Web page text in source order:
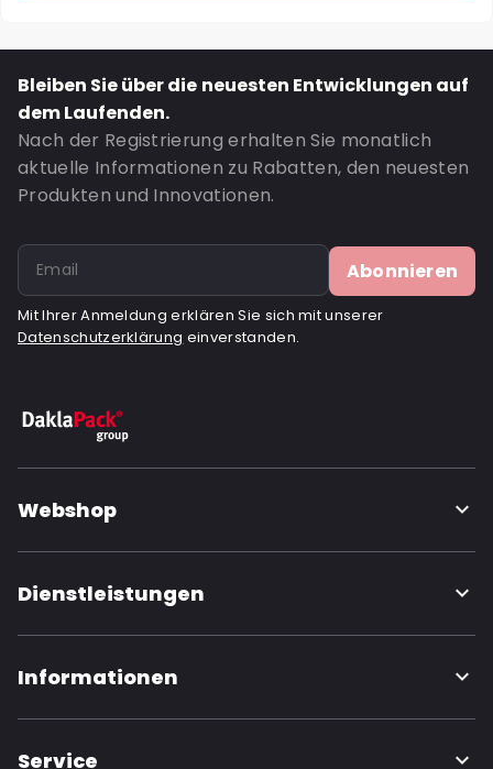
Bleiben Sie über die neuesten Entwicklungen auf
dem Laufenden.
Nach der Registrierung erhalten Sie monatlich
aktuelle Informationen zu Rabatten, den neuesten
Produkten und Innovationen.
Abonnieren
Mit Ihrer Anmeldung erklären Sie sich mit unserer
Datenschutzerklärung einverstanden.
Webshop
Dienstleistungen
Informationen
Service